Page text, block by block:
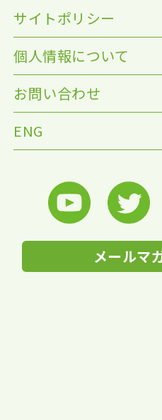
サイトポリシー
個人情報について
お問い合わせ
ENG
メールマ